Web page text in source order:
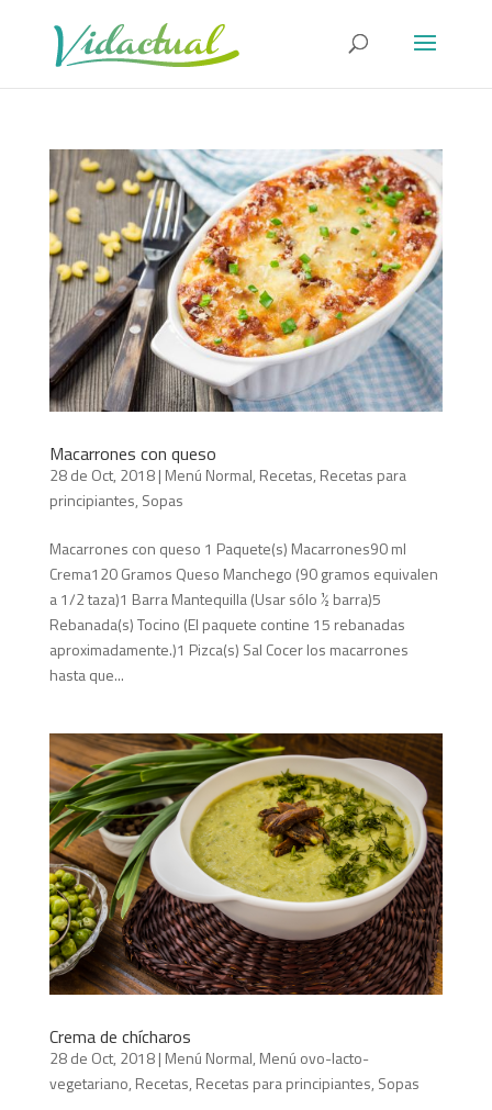
Macarrones con queso
28 de Oct, 2018| Menú Normal, Recetas, Recetas para
principiantes, Sopas
Macarrones con queso 1 Paquete(s) Macarrones90 ml
Crema120 Gramos Queso Manchego (90 gramos equivalen
a 1/2 taza)1 Barra Mantequilla (Usar sólo ½ barra)5
Rebanada(s) Tocino (El paquete contine 15 rebanadas
aproximadamente.)1 Pizca(s) Sal Cocer los macarrones
hasta que...
Crema de chícharos
28 de Oct, 2018| Menú Normal, Menú ovo-lacto-
vegetariano, Recetas, Recetas para principiantes, Sopas